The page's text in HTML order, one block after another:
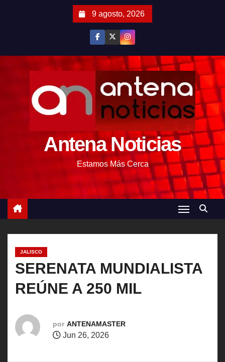
9 agosto, 2026
Antena Noticias
Estamos Más Cerca
JALISCO
SERENATA MUNDIALISTA
REÚNE A 250 MIL
por ANTENAMASTER
Jun 26, 2026